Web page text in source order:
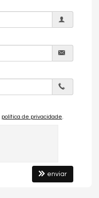
política de privacidade.
enviar